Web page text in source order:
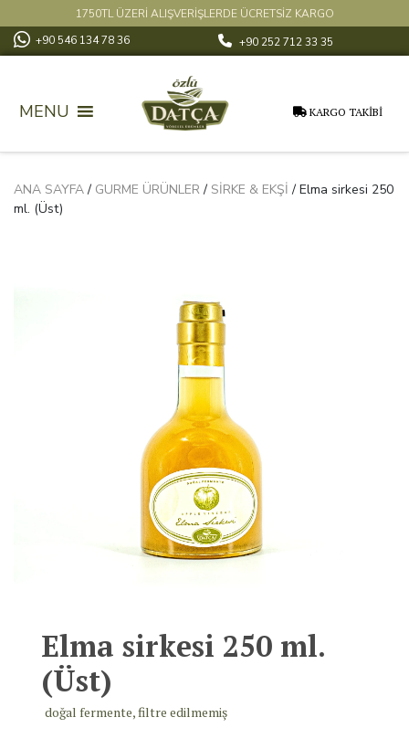
1750TL ÜZERİ ALIŞVERİŞLERDE ÜCRETSİZ KARGO
+90 546 134 78 36
+90 252 712 33 35
MENU KARGO TAKİBİ
ANA SAYFA/ GURME ÜRÜNLER/ SIRKE & EKŞI / Elma sirkesi 250
ml. (Üst)
Elma sirkesi 250 ml.
(Üst)
doğal fermente, filtre edilmemiş